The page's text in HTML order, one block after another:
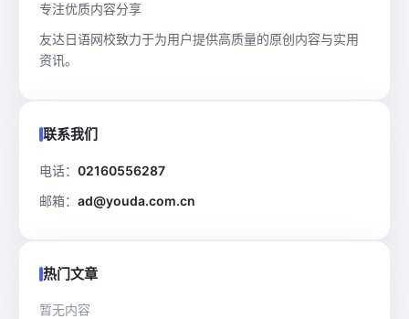
专注优质内容分享
友达日语网校致力于为用户提供高质量的原创内容与实用
资讯。
联系我们
电话： 02160556287
邮箱： ad@youda.com.cn
热门文章
暂无内容